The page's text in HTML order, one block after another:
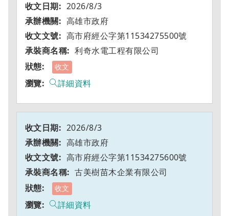
2026/8/3
高雄市政府
高市府經公字第11534275500號
利奇水電工程有限公司
收文
詳細資料
2026/8/3
高雄市政府
高市府經公字第11534275600號
古美樹苗木企業有限公司
收文
詳細資料